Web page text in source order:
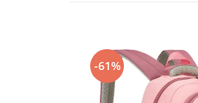
-61%